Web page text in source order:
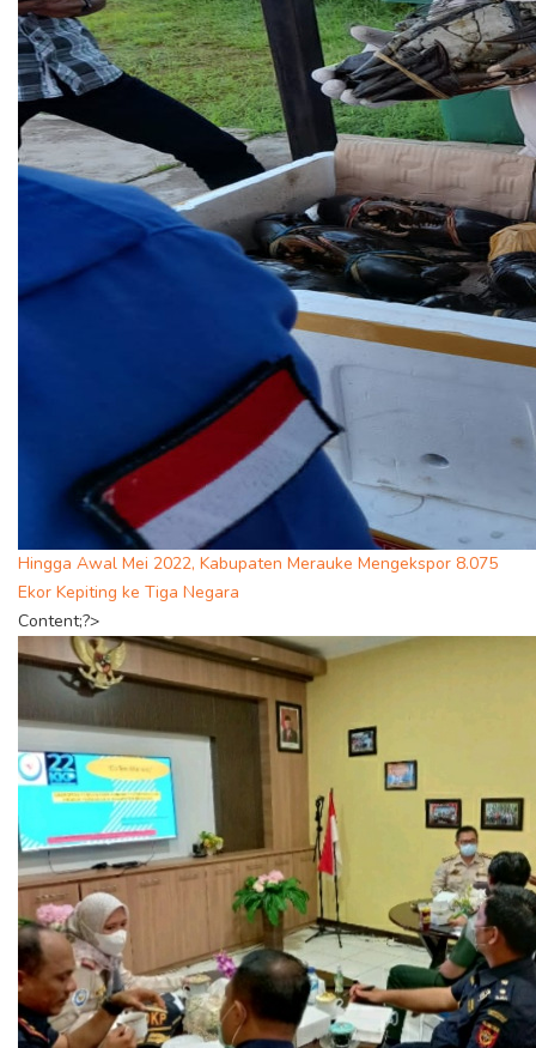
Hingga Awal Mei 2022, Kabupaten Merauke Mengekspor 8.075
Ekor Kepiting ke Tiga Negara
Content;?>